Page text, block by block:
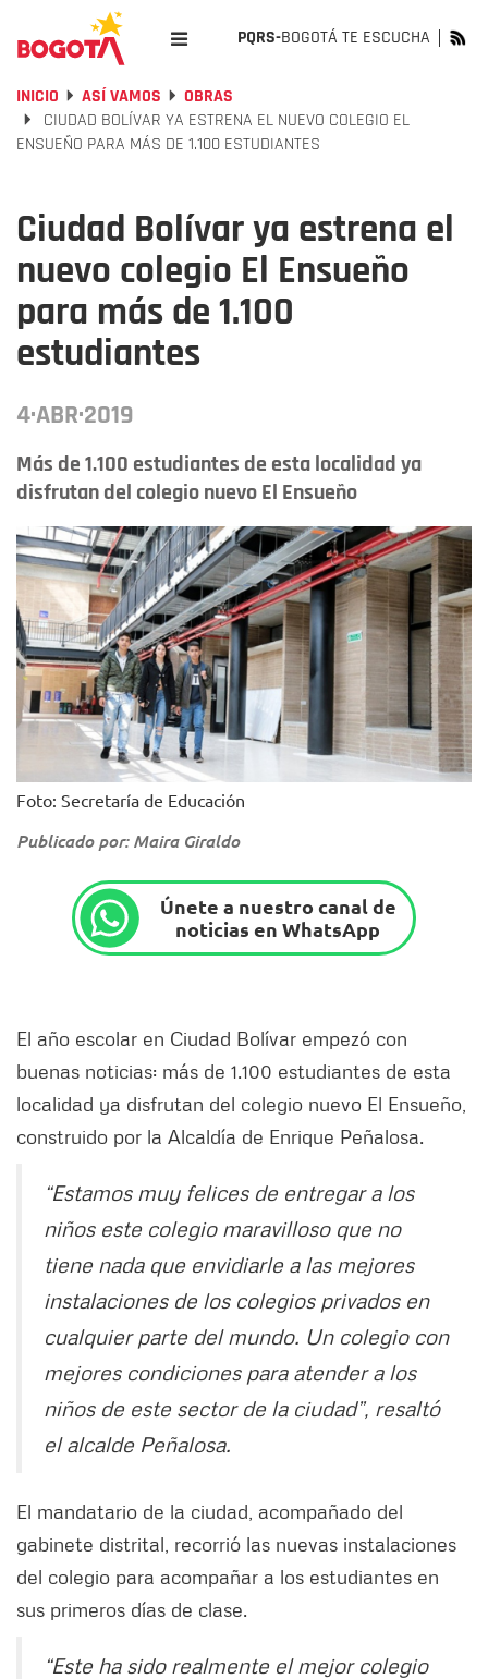
PQRS-BOGOTÁ TE ESCUCHA
INICIO ASÍ VAMOS
OBRAS
CIUDAD BOLÍVAR YA ESTRENA EL NUEVO COLEGIO EL
ENSUEÑO PARA MÁS DE 1.100 ESTUDIANTES
Ciudad Bolívar ya estrena el
nuevo colegio El Ensueño
para más de 1.100
estudiantes
4·ABR·2019
Más de 1.100 estudiantes de esta localidad ya
disfrutan del colegio nuevo El Ensueño
Foto: Secretaría de Educación
Publicado por: Maira Giraldo
Únete a nuestro canal de
noticias en WhatsApp
El año escolar en Ciudad Bolívar empezó con
buenas noticias: más de 1.100 estudiantes de esta
localidad ya disfrutan del colegio nuevo El Ensueño,
construido por la Alcaldía de Enrique Peñalosa.
“Estamos muy felices de entregar a los
niños este colegio maravilloso que no
tiene nada que envidiarle a las mejores
instalaciones de los colegios privados en
cualquier parte del mundo. Un colegio con
mejores condiciones para atender a los
niños de este sector de la ciudad”, resaltó
el alcalde Peñalosa.
El mandatario de la ciudad, acompañado del
gabinete distrital, recorrió las nuevas instalaciones
del colegio para acompañar a los estudiantes en
sus primeros días de clase.
“Este ha sido realmente el mejor colegio